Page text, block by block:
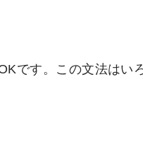
です。この文法はい